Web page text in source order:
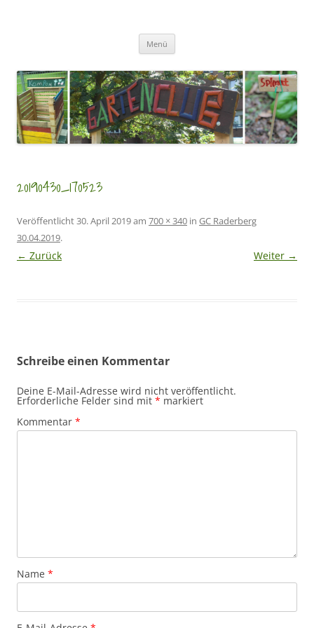
Menü
20190430_170523
Veröffentlicht30. April 2019am 700 × 340 in GC Raderberg
30.04.2019.
← Zurück Weiter →
Schreibe einen Kommentar
Deine E-Mail-Adresse wird nicht veröffentlicht.
Erforderliche Felder sind mit * markiert
Kommentar *
Name *